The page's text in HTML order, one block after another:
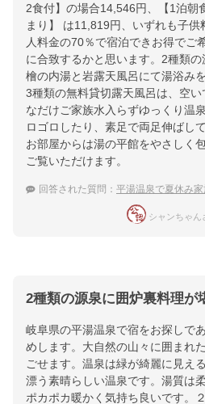
2食付】の場合14,546円、【1泊朝
まり】 は11,819円、いずれも子
人料金の70％で宿泊できお得でご
に合致するかと思います。2種類
檜の内湯と岩露天風呂にて湯浴み
3種類の無料貸切露天風呂は、空
なだけご家族水入らずゆっくり温
ロゴロしたり、素足で両足伸ばし
お部屋からは湯の平館をやさしく
ご覧いただけます。
回答された質問： 平湯温泉で夏休み家族旅行
シャンちゃん
2種類の源泉に囲炉裏料理が
岐阜県の平湯温泉で宿をお探しで
めします。大自然の山々に囲まれ
ごせます。温泉は緑が綺麗に見え
漂う素晴らしい温泉です。湯質は
ポカポカ暖かく気持ち良いです。